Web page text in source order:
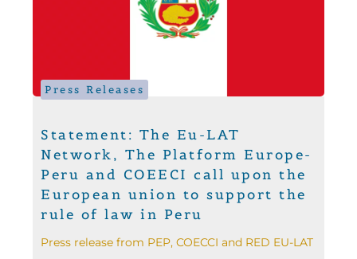
Press Releases
Statement: The Eu-LAT
Network, The Platform Europe-
Peru and COEECI call upon the
European union to support the
rule of law in Peru
Press release from PEP, COECCI and RED EU-LAT